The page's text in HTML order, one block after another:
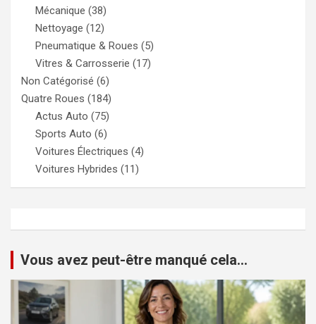
Mécanique (38)
Nettoyage (12)
Pneumatique & Roues (5)
Vitres & Carrosserie (17)
Non Catégorisé (6)
Quatre Roues (184)
Actus Auto (75)
Sports Auto (6)
Voitures Électriques (4)
Voitures Hybrides (11)
Vous avez peut-être manqué cela...